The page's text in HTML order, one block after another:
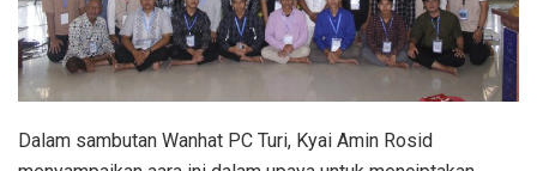
Dalam sambutan Wanhat PC Turi, Kyai Amin Rosid